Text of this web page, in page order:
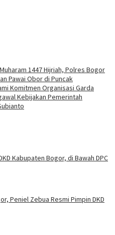
1447 Hijriah, Polres Bogor
Pawai Obor di Puncak
Komitmen Organisasi Garda
Kebijakan Pemerintah
Kabupaten Bogor, di Bawah DPC
Peniel Zebua Resmi Pimpin DKD